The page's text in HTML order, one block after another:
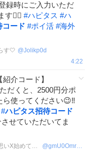
録時にご入力いただ
す❤️‍🔥 #ハピタス #ハ
コード #ポイ活 #海外
す🤍 @Jolikp0d
4:22
紹介コード】
だくと、2500円分ポ
ら使ってください😉‼️
#ハピタス招待コード
せていただいてま
田舎から出てきて、一旗あげたいと思いX始めてみました！フォロバ100！ @gmU0OmrPxf74652